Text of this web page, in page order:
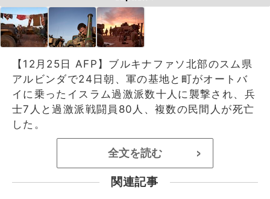
【12月25日 AFP】ブルキナファソ北部のスム県
アルビンダで24日朝、軍の基地と町がオートバ
イに乗ったイスラム過激派数十人に襲撃され、兵
士7人と過激派戦闘員80人、複数の民間人が死亡
した。
全文を読む >
関連記事